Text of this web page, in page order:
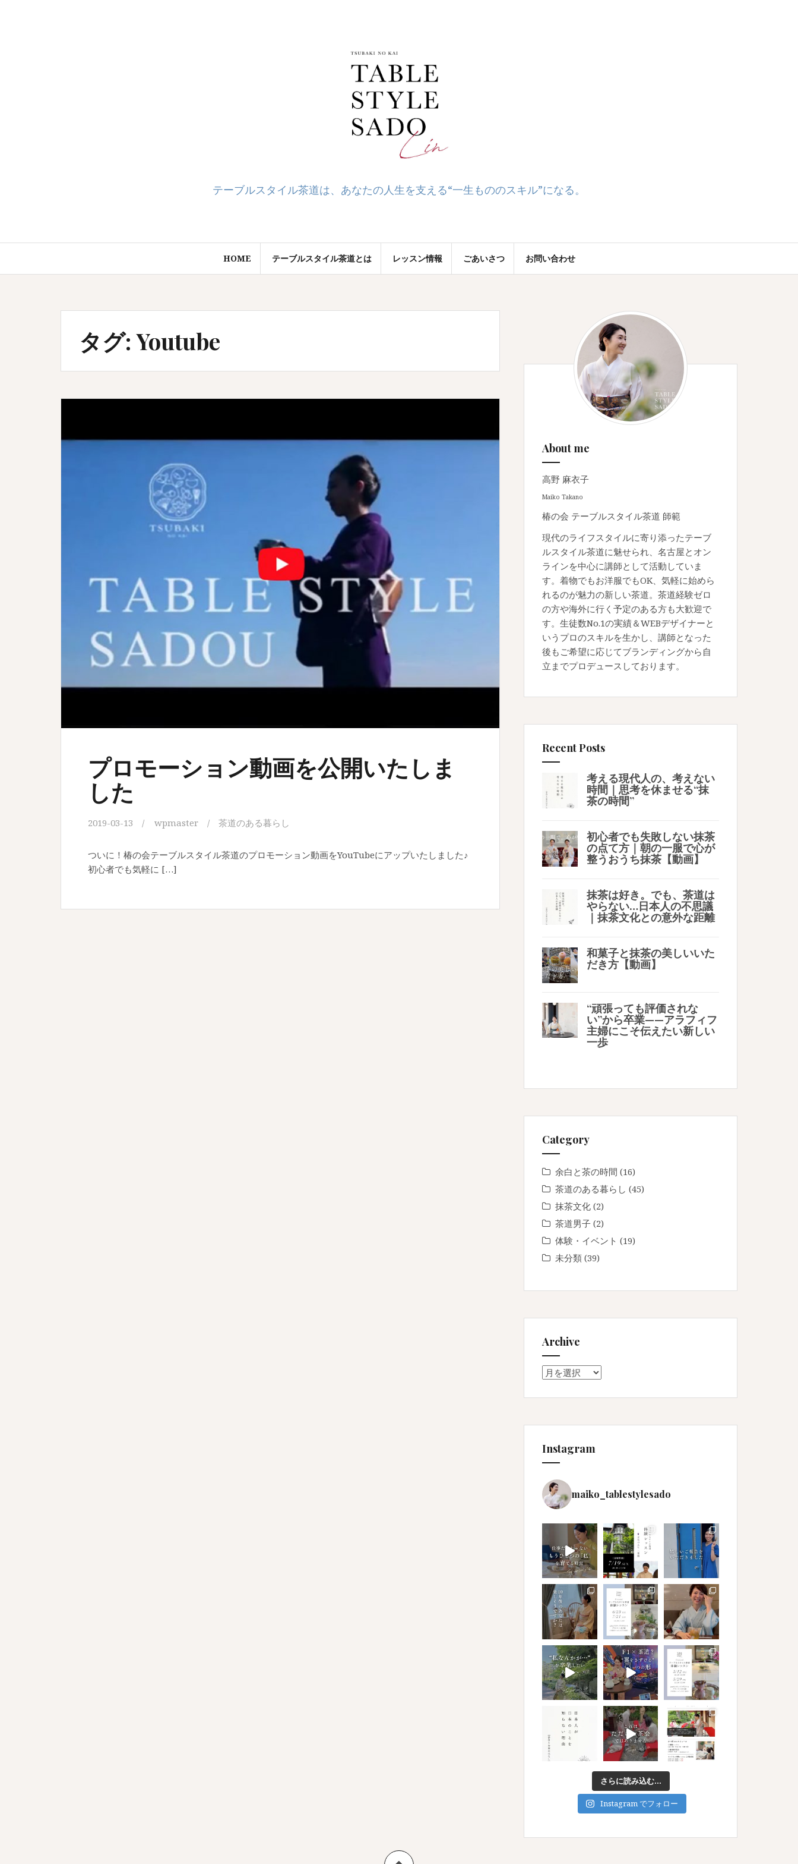
テーブルスタイル茶道は、あなたの人生を支える“一生もののスキル”になる。
HOME テーブルスタイル茶道とは レッスン情報 ごあいさつ お問い合わせ
タグ:Youtube
プロモーション動画を公開いたしま
した
2019-03-13 wpmaster 茶道のある暮らし
ついに！椿の会テーブルスタイル茶道のプロモーション動画をYouTubeにアップいたしました♪
初心者でも気軽に […]
About me
高野 麻衣子
Maiko Takano
椿の会 テーブルスタイル茶道 師範
現代のライフスタイルに寄り添ったテーブ
ルスタイル茶道に魅せられ、名古屋とオン
ラインを中心に講師として活動していま
す。着物でもお洋服でもOK、気軽に始めら
れるのが魅力の新しい茶道。茶道経験ゼロ
の方や海外に行く予定のある方も大歓迎で
す。生徒数No.1の実績＆WEBデザイナーと
いうプロのスキルを生かし、講師となった
後もご希望に応じてブランディングから自
立までプロデュースしております。
Recent Posts
考える現代人の、考えない
時間｜思考を休ませる“抹
茶の時間”
初心者でも失敗しない抹茶
の点て方｜朝の一服で心が
整うおうち抹茶【動画】
抹茶は好き。でも、茶道は
やらない…日本人の不思議
｜抹茶文化との意外な距離
和菓子と抹茶の美しいいた
だき方【動画】
“頑張っても評価されな
い”から卒業——アラフィフ
主婦にこそ伝えたい新しい
一歩
Category
余白と茶の時間 (16)
茶道のある暮らし (45)
抹茶文化 (2)
茶道男子 (2)
体験・イベント (19)
未分類 (39)
Archive
Archive
Instagram
maiko_tablestylesado
さらに読み込む...
Instagram でフォロー